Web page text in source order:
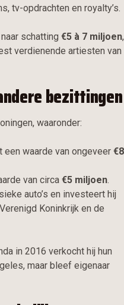
tv-opdrachten en royalty’s.
schatting €5 à 7 miljoen,
verdienende artiesten van
bezittingen
waaronder:
een waarde van ongeveer €8
van circa €5 miljoen.
auto’s en investeert hij
Koninkrijk en de
in 2016 verkocht hij hun
maar bleef eigenaar